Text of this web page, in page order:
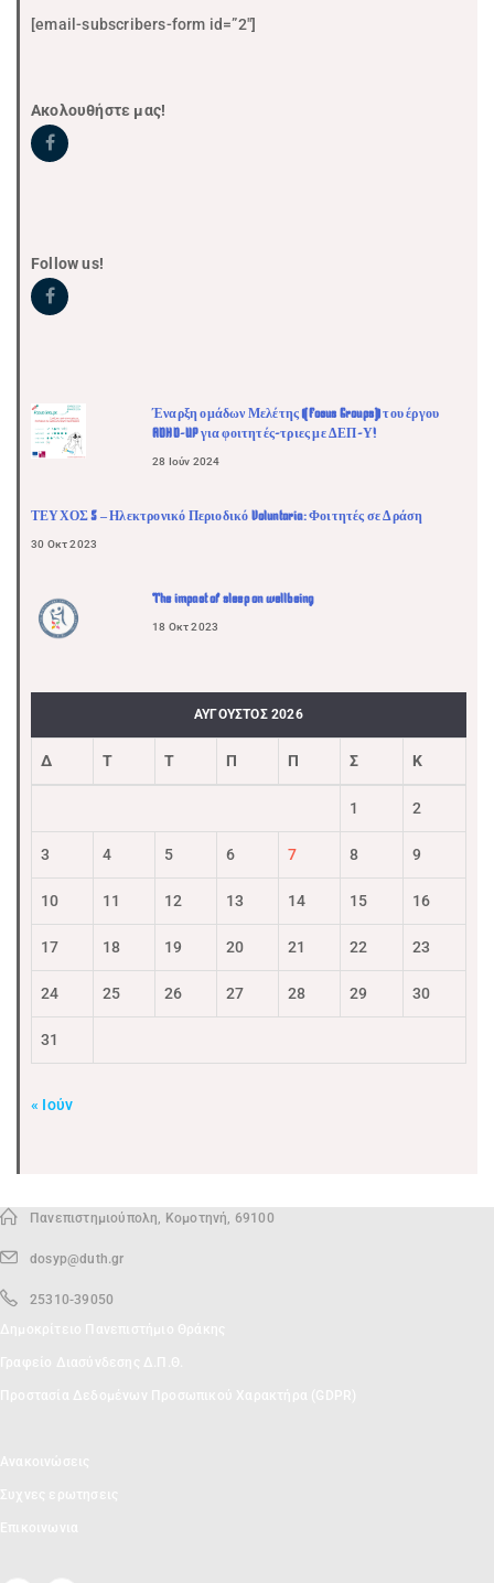
[email-subscribers-form id=”2″]
Ακολουθήστε μας!
Follow us!
Έναρξη ομάδων Μελέτης (Focus Groups) του έργου
ADHD-UP για φοιτητές-τριες με ΔΕΠ-Υ!
28 Ιούν 2024
ΤΕΥΧΟΣ 5 – Ηλεκτρονικό Περιοδικό Voluntaria: Φοιτητές σε Δράση
30 Οκτ 2023
The impact of sleep on wellbeing
18 Οκτ 2023
ΑΎΓΟΥΣΤΟΣ 2026
Δ Τ Τ Π Π Σ Κ
1 2
3 4 5 6 7 8 9
10 11 12 13 14 15 16
17 18 19 20 21 22 23
24 25 26 27 28 29 30
31
« Ιούν
Πανεπιστημιούπολη, Κομοτηνή, 69100
dosyp@duth.gr
25310-39050